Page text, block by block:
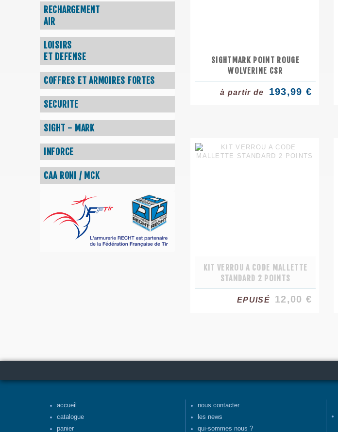
RECHARGEMENT
AIR
LOISIRS
ET DEFENSE
COFFRES ET ARMOIRES FORTES
SECURITE
SIGHT - MARK
INFORCE
CAA RONI / MCK
SIGHTMARK POINT ROUGE
WOLVERINE CSR
à partir de 193,99 €
KIT VERROU A CODE MALLETTE
STANDARD 2 POINTS
EPUISÉ 12,00 €
accueil
catalogue
panier
nous contacter
les news
qui-sommes nous ?